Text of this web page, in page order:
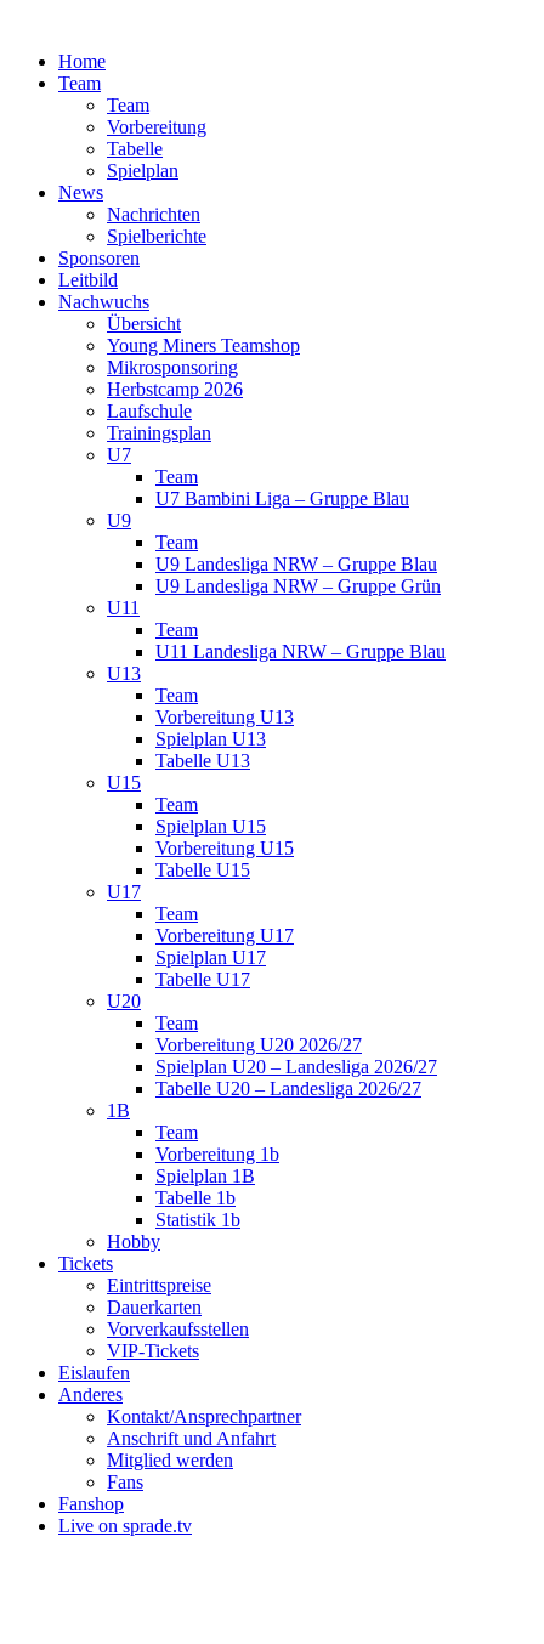
springenHome
Team
Team
Vorbereitung
Tabelle
Spielplan
News
Nachrichten
Spielberichte
Sponsoren
Leitbild
Nachwuchs
Übersicht
Young Miners Teamshop
Mikrosponsoring
Herbstcamp 2026
Laufschule
Trainingsplan
U7
Team
U7 Bambini Liga – Gruppe Blau
U9
Team
U9 Landesliga NRW – Gruppe Blau
U9 Landesliga NRW – Gruppe Grün
U11
Team
U11 Landesliga NRW – Gruppe Blau
U13
Team
Vorbereitung U13
Spielplan U13
Tabelle U13
U15
Team
Spielplan U15
Vorbereitung U15
Tabelle U15
U17
Team
Vorbereitung U17
Spielplan U17
Tabelle U17
U20
Team
Vorbereitung U20 2026/27
Spielplan U20 – Landesliga 2026/27
Tabelle U20 – Landesliga 2026/27
1B
Team
Vorbereitung 1b
Spielplan 1B
Tabelle 1b
Statistik 1b
Hobby
Tickets
Eintrittspreise
Dauerkarten
Vorverkaufsstellen
VIP-Tickets
Eislaufen
Anderes
Kontakt/Ansprechpartner
Anschrift und Anfahrt
Mitglied werden
Fans
Fanshop
Live on sprade.tv